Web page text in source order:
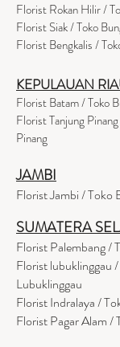
Florist Rokan Hilir /
Florist Siak / Toko
Florist Bengkalis /
KEPULAUAN
Florist Batam / Toko
Florist Tanjung
Pinang
JAMBI
Florist Jambi / Toko
SUMATERA
Florist Palembang /
Florist lubuklinggau
Lubuklinggau
Florist Indralaya /
Florist Pagar Alam /